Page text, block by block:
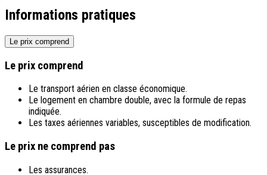
Informations pratiques
Le prix comprend
Le prix comprend
Le transport aérien en classe économique.
Le logement en chambre double, avec la formule de repas
indiquée.
Les taxes aériennes variables, susceptibles de modification.
Le prix ne comprend pas
Les assurances.